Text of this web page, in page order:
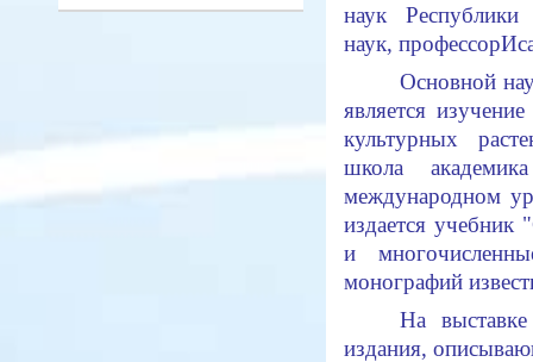
наук Республики
наук, профессор
Основной
является
культурных
школа
международном
издается
и
монографий
На
издания,